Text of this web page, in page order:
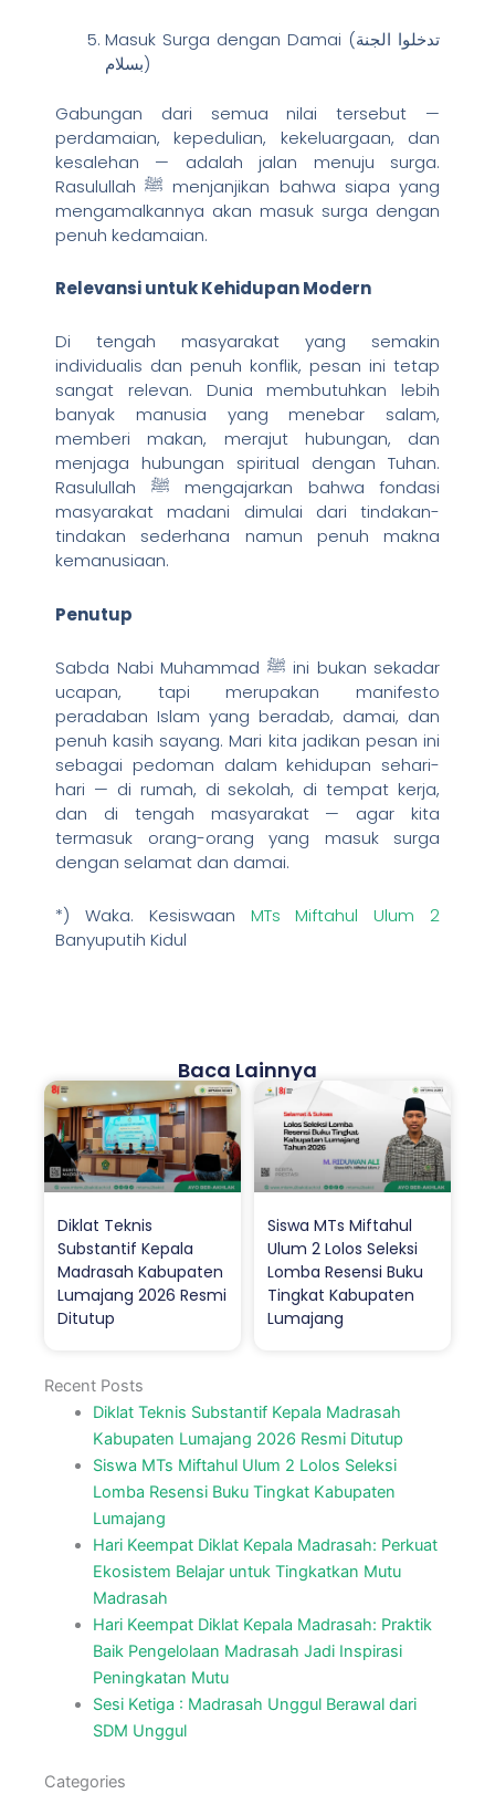
Masuk Surga dengan Damai (تدخلوا الجنة
بسلام)
Gabungan dari semua nilai tersebut —
perdamaian, kepedulian, kekeluargaan, dan
kesalehan — adalah jalan menuju surga.
Rasulullah ﷺ menjanjikan bahwa siapa yang
mengamalkannya akan masuk surga dengan
penuh kedamaian.
Relevansi untuk Kehidupan Modern
Di tengah masyarakat yang semakin
individualis dan penuh konflik, pesan ini tetap
sangat relevan. Dunia membutuhkan lebih
banyak manusia yang menebar salam,
memberi makan, merajut hubungan, dan
menjaga hubungan spiritual dengan Tuhan.
Rasulullah ﷺ mengajarkan bahwa fondasi
masyarakat madani dimulai dari tindakan-
tindakan sederhana namun penuh makna
kemanusiaan.
Penutup
Sabda Nabi Muhammad ﷺ ini bukan sekadar
ucapan, tapi merupakan manifesto
peradaban Islam yang beradab, damai, dan
penuh kasih sayang. Mari kita jadikan pesan ini
sebagai pedoman dalam kehidupan sehari-
hari — di rumah, di sekolah, di tempat kerja,
dan di tengah masyarakat — agar kita
termasuk orang-orang yang masuk surga
dengan selamat dan damai.
*) Waka. Kesiswaan MTs Miftahul Ulum 2
Banyuputih Kidul
Baca Lainnya
Diklat Teknis
Substantif Kepala
Madrasah Kabupaten
Lumajang 2026 Resmi
Ditutup
Siswa MTs Miftahul
Ulum 2 Lolos Seleksi
Lomba Resensi Buku
Tingkat Kabupaten
Lumajang
Recent Posts
Diklat Teknis Substantif Kepala Madrasah
Kabupaten Lumajang 2026 Resmi Ditutup
Siswa MTs Miftahul Ulum 2 Lolos Seleksi
Lomba Resensi Buku Tingkat Kabupaten
Lumajang
Hari Keempat Diklat Kepala Madrasah: Perkuat
Ekosistem Belajar untuk Tingkatkan Mutu
Madrasah
Hari Keempat Diklat Kepala Madrasah: Praktik
Baik Pengelolaan Madrasah Jadi Inspirasi
Peningkatan Mutu
Sesi Ketiga : Madrasah Unggul Berawal dari
SDM Unggul
Categories